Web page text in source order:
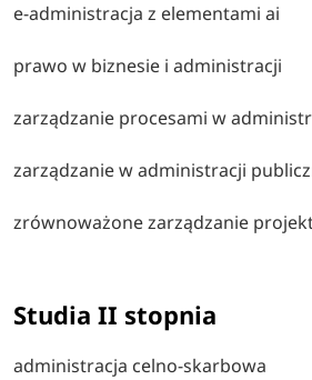
e-administracja z elementami ai
prawo w biznesie i administracji
zarządzanie procesami w
zarządzanie w administracji
zrównoważone zarządzanie
Studia II stopnia
administracja celno-skarbowa